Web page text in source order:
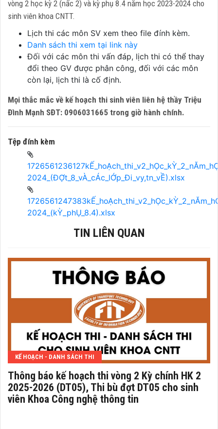
vòng 2 học kỳ 2 (nấc 2) và kỳ phụ 8.4 năm học 2023-2024 cho
sinh viên khoa CNTT.
Lịch thi các môn SV xem theo file đính kèm.
Danh sách thi xem tại link này
Đối với các môn thi vấn đáp, lịch thi có thể thay
đổi theo GV được phân công, đối với các môn
còn lại, lịch thi là cố định.
Mọi thắc mắc về kế hoạch thi sinh viên liên hệ thầy Triệu
Đình Mạnh SĐT: 0906031665 trong giờ hành chính.
Tệp đính kèm
2024_(ĐỢt_8_vÀ_cÁc_lỚp_Đi_vy,tn_vỀ).xlsx
2024_(kỲ_phỤ_8.4).xlsx
TIN LIÊN QUAN
KẾ HOẠCH - DANH SÁCH THI
Thông báo kế hoạch thi vòng 2 Kỳ chính HK 2
2025-2026 (DT05), Thi bù đợt DT05 cho sinh
viên Khoa Công nghệ thông tin